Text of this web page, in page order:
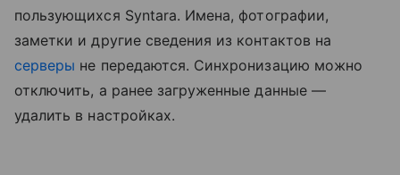
пользующихся Syntara. Имена, фотографии,
заметки и другие сведения из контактов на
серверы не передаются. Синхронизацию можно
отключить, а ранее загруженные данные —
удалить в настройках.